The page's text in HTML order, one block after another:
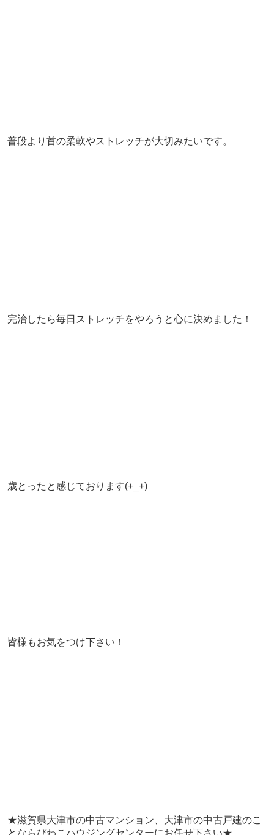
普段より首の柔軟やストレッチが大切みたいです。
完治したら毎日ストレッチをやろうと心に決めました！
歳とったと感じております(+_+)
皆様もお気をつけ下さい！
★滋賀県大津市の中古マンション、大津市の中古戸建のこ
とならびわこハウジングセンターにお任せ下さい★